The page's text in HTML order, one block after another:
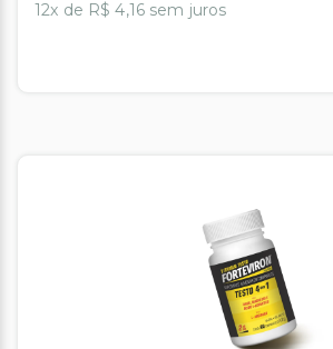
12x de R$ 4,16 sem juros